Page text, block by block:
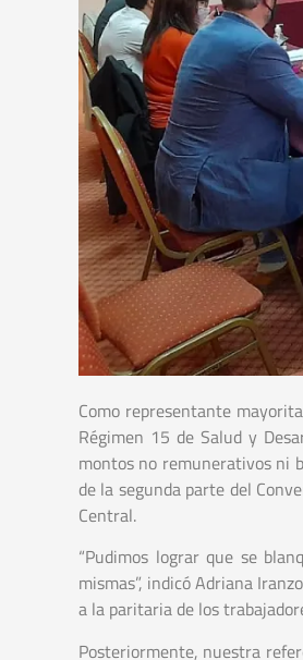
Como representante
Régimen 15 de Salud y
montos no remunerativos ni
de la segunda parte del
Central.
“Pudimos lograr que se
mismas”, indicó Adriana
a la paritaria de los
Posteriormente, nuestra